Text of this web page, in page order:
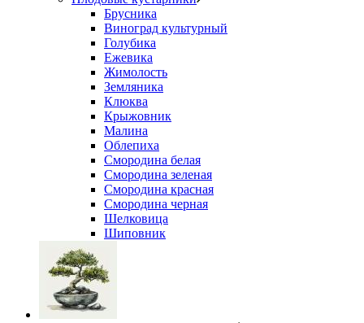
Брусника
Виноград культурный
Голубика
Ежевика
Жимолость
Земляника
Клюква
Крыжовник
Малина
Облепиха
Смородина белая
Смородина зеленая
Смородина красная
Смородина черная
Шелковица
Шиповник